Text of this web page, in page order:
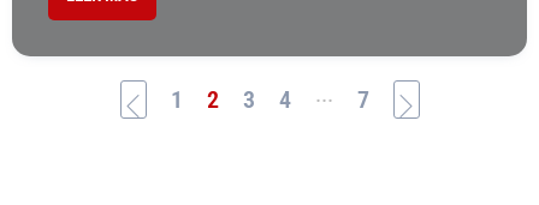
1 2 3 4 ... 7